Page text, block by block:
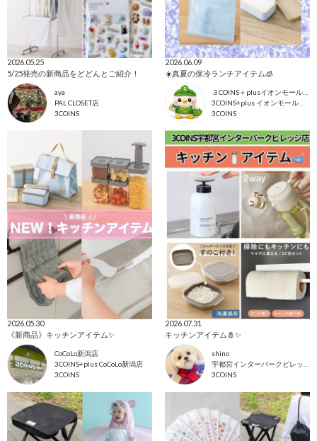
2026.05.25
5/25発売の新商品をどどんとご紹介！
aya
PAL CLOSET店
3COINS
2026.06.09
☀️真夏の保冷ランチアイテム🧊
3COINS
2026.05.30
《新商品》キッチンアイテム✨
CoCoLo新潟店
3COINS+plus CoCoLo新潟店
3COINS
2026.07.31
キッチンアイテム🧂✨
shino
3COINS